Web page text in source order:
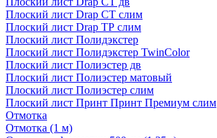
Плоский лист Drap СТ слим
Плоский лист Drap ТР слим
Плоский лист Полидэкстер
Плоский лист Полидэкстер TwinColor
Плоский лист Полиэстер дв
Плоский лист Полиэстер матовый
Плоский лист Полиэстер слим
Плоский лист Принт Принт Премиум слим
Отмотка
Отмотка (1 м)